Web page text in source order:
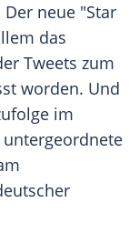
Der neue "Star
das
Tweets zum
worden. Und
im